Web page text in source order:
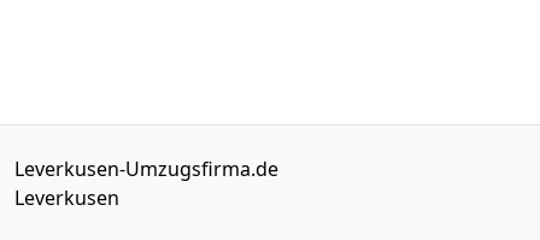
Leverkusen-Umzugsfirma.de
Leverkusen